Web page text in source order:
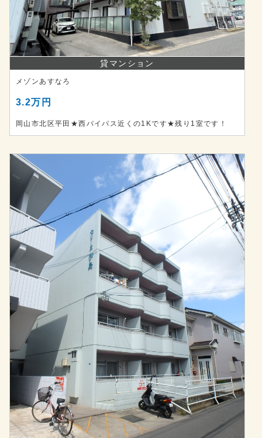
貸マンション
メゾンあすなろ
3.2万円
岡山市北区平田★西バイパス近くの1Kです★残り1室です！